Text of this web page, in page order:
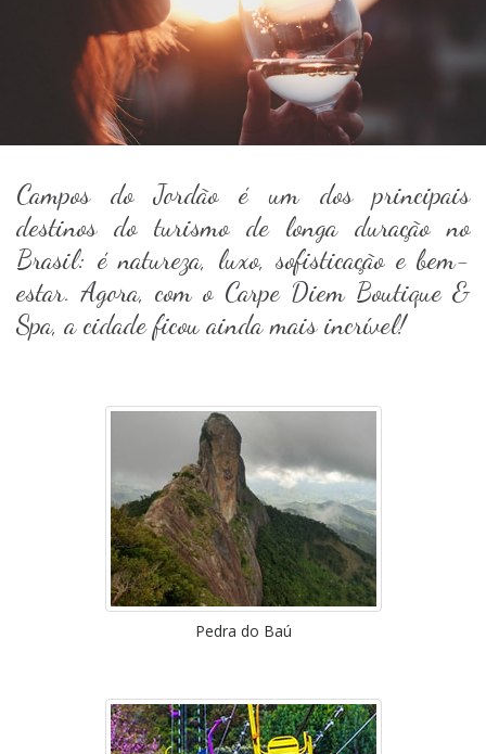
Campos do Jordão é um dos principais
destinos do turismo de longa duração no
Brasil: é natureza, luxo, sofisticação e bem-
estar. Agora, com o Carpe Diem Boutique &
Spa, a cidade ficou ainda mais incrível!
Pedra do Baú